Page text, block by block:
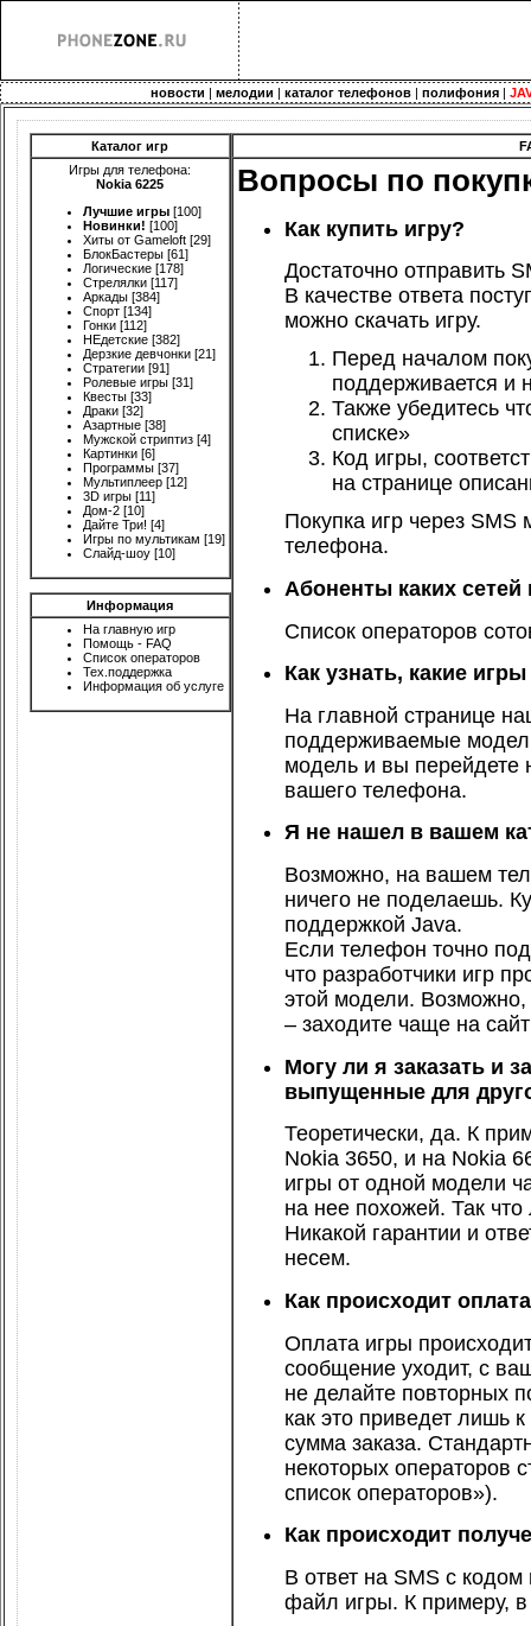
новости |мелодии |каталог телефонов |полифония |
Каталог игр
Игры для телефона:
Nokia 6225
Лучшие игры [100]
Новинки! [100]
Хиты от Gameloft [29]
БлокБастеры [61]
Логические [178]
Стрелялки [117]
Аркады [384]
Спорт [134]
Гонки [112]
НЕдетские [382]
Дерзкие девчонки [21]
Стратегии [91]
Ролевые игры [31]
Квесты [33]
Драки [32]
Азартные [38]
Мужской стриптиз [4]
Картинки [6]
Программы [37]
Мультиплеер [12]
3D игры [11]
Дом-2 [10]
Дайте Три! [4]
Игры по мультикам [19]
Слайд-шоу [10]
Информация
На главную игр
Помощь - FAQ
Список операторов
Тех.поддержка
Информация об услуге
Вопросы по
Как купить игру?
Достаточно отправить
В качестве ответа
можно скачать игру.
Перед началом
поддерживается и
Также убедитесь
списке»
Код игры,
на странице
Покупка игр через
телефона.
Абоненты каких
Список операторов
Как узнать, какие
На главной странице
поддерживаемые
модель и вы перейдете
вашего телефона.
Я не нашел в вашем
Возможно, на вашем
ничего не поделаешь.
поддержкой Java.
Если телефон точно
что разработчики игр
этой модели.
– заходите чаще на
Могу ли я заказать и
выпущенные для
Теоретически, да. К
Nokia 3650, и на Nokia
игры от одной модели
на нее похожей. Так
Никакой гарантии и
несем.
Как происходит
Оплата игры
сообщение уходит, с
не делайте повторных
как это приведет лишь
сумма заказа.
некоторых операторов
список операторов»).
Как происходит
В ответ на SMS с
файл игры. К примеру,